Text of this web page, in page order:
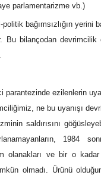
parlamentarizme vb.)
bağımsızlığın yerini
Bu bilançodan
parantezinde ezilenlerin
ne bu uyanışı
saldırısını
1984
olanakları ve bir o
olmadı. Ürünü